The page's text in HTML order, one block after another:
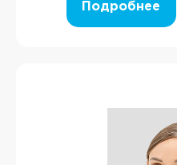
Подробнее